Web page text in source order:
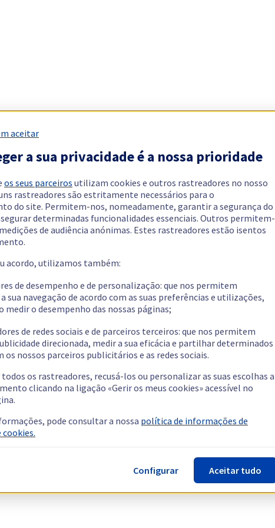
aceitar
a sua privacidade é a nossa prioridade
os seus parceiros utilizam cookies e outros rastreadores no nosso
rastreadores são estritamente necessários para o
do site. Permitem-nos, nomeadamente, garantir a segurança do
determinadas funcionalidades essenciais. Outros permitem-
de audiência anónimas. Estes rastreadores estão isentos
acordo, utilizamos também:
de desempenho e de personalização: que nos permitem
sua navegação de acordo com as suas preferências e utilizações,
medir o desempenho das nossas páginas;
de redes sociais e de parceiros terceiros: que nos permitem
direcionada, medir a sua eficácia e partilhar determinados
os nossos parceiros publicitários e as redes sociais.
os rastreadores, recusá-los ou personalizar as suas escolhas a
clicando na ligação «Gerir os meus cookies» acessível no
pode consultar a nossa política de informações de
Configurar Aceitar tudo